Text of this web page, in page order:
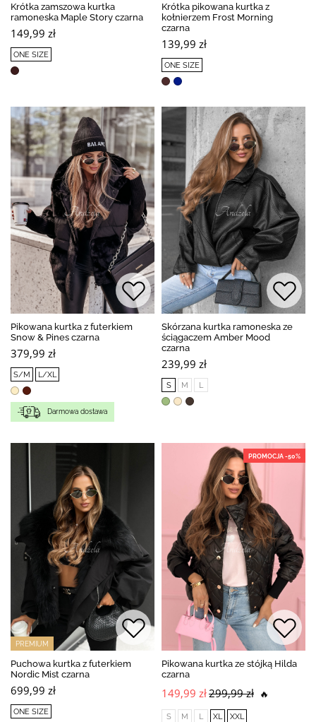
Krótka zamszowa kurtka
ramoneska Maple Story czarna
149,99 zł
ONE SIZE
Krótka pikowana kurtka z
kołnierzem Frost Morning
czarna
139,99 zł
ONE SIZE
Pikowana kurtka z futerkiem
Snow & Pines czarna
379,99 zł
S/M L/XL
Darmowa dostawa
Skórzana kurtka ramoneska ze
ściągaczem Amber Mood
czarna
239,99 zł
S M L
PREMIUM
Puchowa kurtka z futerkiem
Nordic Mist czarna
699,99 zł
ONE SIZE
PROMOCJA -50%
Pikowana kurtka ze stójką Hilda
czarna
149,99 zł299,99 zł 🔥
S M L XL XXL